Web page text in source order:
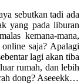
sebutkan tadi ada
yang pada liburan
kemana-mana,
saja? Apalagi
lagi akan tiba
rumah, dan lebih
dong? Aseeekk…